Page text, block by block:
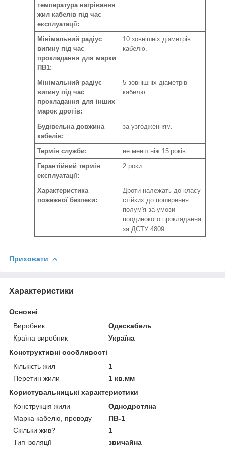
температура нагрівання
жил кабелів під час
експлуатації:
Мінімальний радіус
вигину під час
прокладання для марки
ПВ1:
10 зовнішніх діаметрів
кабелю.
Мінімальний радіус
вигину під час
прокладання для інших
марок дротів:
5 зовнішніх діаметрів
кабелю.
Будівельна довжина
кабелів:
за узгодженням.
Термін служби:
не менш ніж 15 років.
Гарантійний термін
експлуатації:
2 роки.
Характеристика
пожежної безпеки:
Дроти належать до класу
стійких до поширення
полум'я за умови
поодинокого прокладання
за ДСТУ 4809.
Приховати
Характеристики
Основні
Виробник
Одескабель
Країна виробник
Україна
Конструктивні особливості
Кількість жил
1
Перетин жили
1 кв.мм
Користувальницькі характеристики
Конструкція жили
Однодротяна
Марка кабелю, проводу
ПВ-1
Скільки жив?
1
Тип ізоляції
звичайна